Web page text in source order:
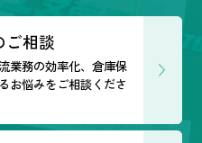
ご相談
業務の効率化、倉庫保
お悩みをご相談くださ